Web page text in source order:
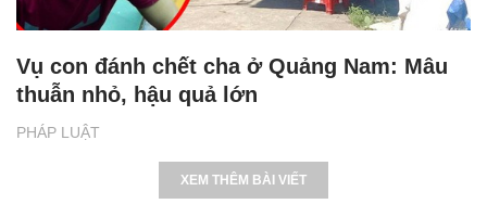
PHÁP LUẬT
Vụ con đánh chết cha ở Quảng Nam: Mâu
thuẫn nhỏ, hậu quả lớn
XEM THÊM BÀI VIẾT